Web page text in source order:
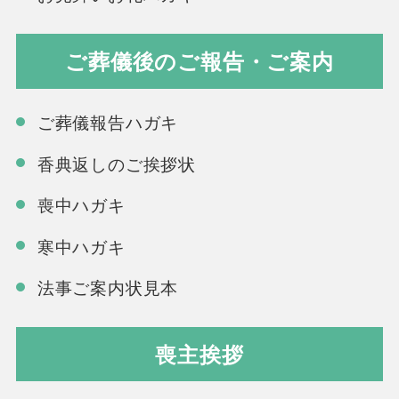
ご葬儀後のご報告・ご案内
ご葬儀報告ハガキ
香典返しのご挨拶状
喪中ハガキ
寒中ハガキ
法事ご案内状見本
喪主挨拶